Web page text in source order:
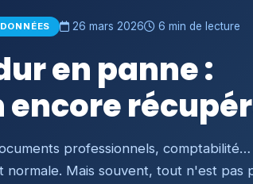
26 mars 2026 6 min de lecture
en panne :
professionnels,
normale. Mais souvent, tout n'est